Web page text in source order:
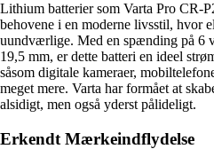
Lithium batterier som Varta Pro CR-
behovene i en moderne livsstil, hvor
uundværlige. Med en spænding på 6
19,5 mm, er dette batteri en ideel
såsom digitale kameraer,
meget mere. Varta har formået at
alsidigt, men også yderst pålideligt.
Erkendt Mærkeindflydelse